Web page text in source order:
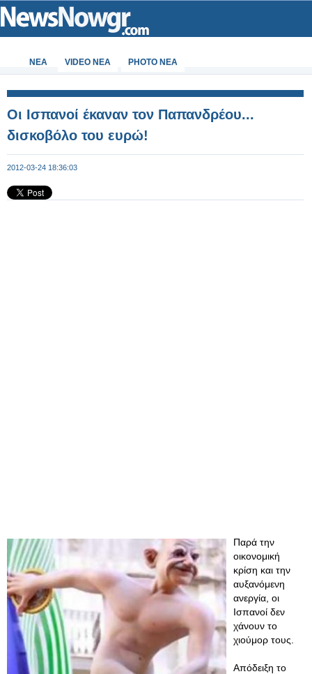
ΝΕΑ VIDEO NEA PHOTO NEA
Οι Ισπανοί έκαναν τον Παπανδρέου...
δισκοβόλο του ευρώ!
2012-03-24 18:36:03
Παρά την
οικονομική
κρίση και την
αυξανόμενη
ανεργία, οι
Ισπανοί δεν
χάνουν το
χιούμορ τους.
Απόδειξη το